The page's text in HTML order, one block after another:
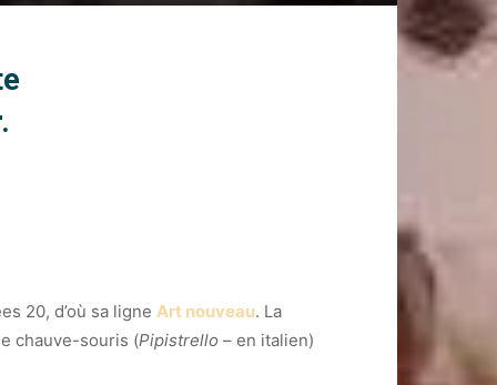
20, d’où sa ligne Art nouveau. La
chauve-souris (Pipistrello – en italien)